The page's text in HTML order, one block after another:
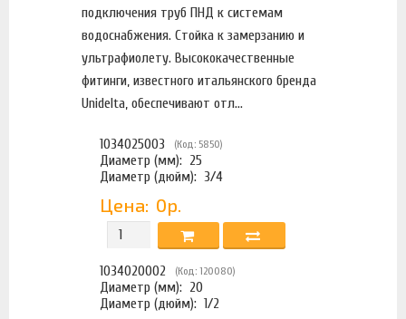
подключения труб ПНД к системам
водоснабжения. Стойка к замерзанию и
ультрафиолету. Высококачественные
фитинги, известного итальянского бренда
Unidelta, обеспечивают отл...
1034025003 (Код: 5850)
Диаметр (мм): 25
Диаметр (дюйм): 3/4
Цена: 0р.
1034020002 (Код: 120080)
Диаметр (мм): 20
Диаметр (дюйм):1/2